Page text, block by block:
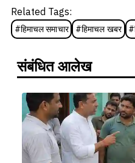
Related Tags:
#हिमाचल समाचार #हिमाचल खबर #
संबंधित आलेख